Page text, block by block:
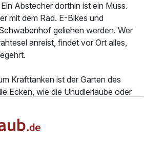
Abstecher dorthin ist ein Muss.
mit dem Rad. E-Bikes und
geliehen werden. Wer
anreist, findet vor Ort alles,
Krafttanken ist der Garten des
Ecken, wie die Uhudlerlaube oder
ein.